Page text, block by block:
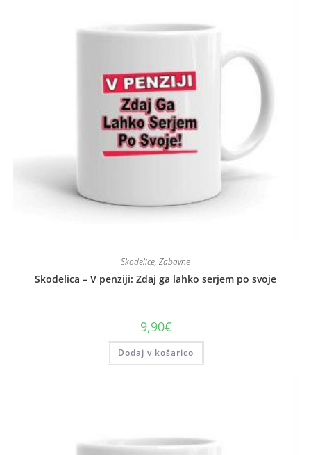
Skodelice, Zabavne
Skodelica – V penziji: Zdaj ga lahko serjem po svoje
9,90€
Dodaj v košarico